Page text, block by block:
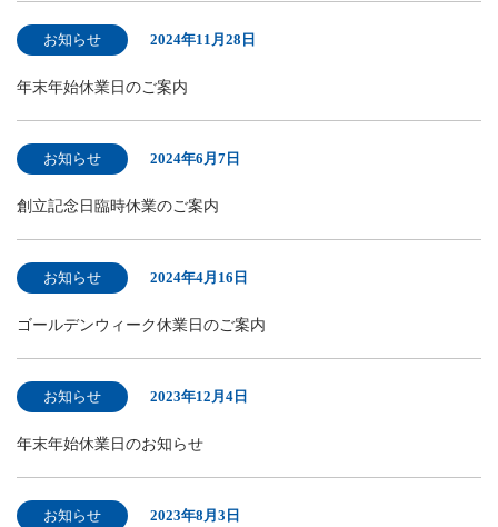
お知らせ 2024年11月28日
年末年始休業日のご案内
お知らせ 2024年6月7日
創立記念日臨時休業のご案内
お知らせ 2024年4月16日
ゴールデンウィーク休業日のご案内
お知らせ 2023年12月4日
年末年始休業日のお知らせ
お知らせ 2023年8月3日